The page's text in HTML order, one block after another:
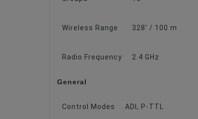
Wireless Range 328' / 100 m
Radio Frequency 2.4 GHz
General
Control Modes ADI, P-TTL